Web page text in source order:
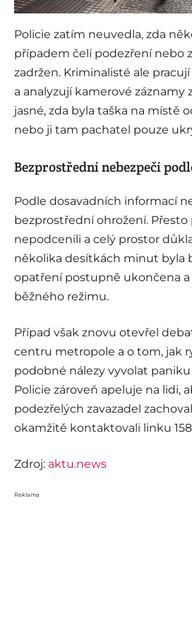
Policie zatím neuvedla, zda
případem čelí podezření nebo
zadržen. Kriminalisté ale
a analyzují kamerové záznamy
jasné, zda byla taška na místě
nebo ji tam pachatel pouze
Bezprostřední nebezpečí
Podle dosavadních informací
bezprostřední ohrožení. Přesto
nepodcenili a celý prostor
několika desítkách minut byla
opatření postupně ukončena a
běžného režimu.
Případ však znovu otevřel
centru metropole a o tom, jak
podobné nálezy vyvolat
Policie zároveň apeluje na lidi,
podezřelých zavazadel
okamžitě kontaktovali linku
Zdroj: aktu.news
Reklama